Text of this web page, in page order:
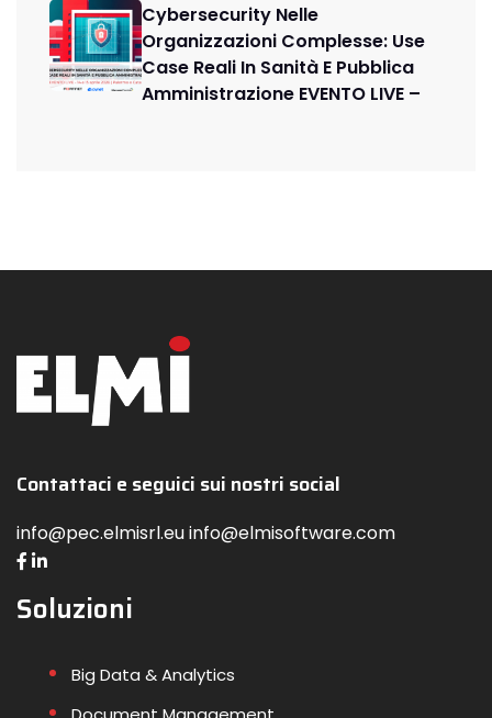
Cybersecurity Nelle
Organizzazioni Complesse: Use
Case Reali In Sanità E Pubblica
Amministrazione EVENTO LIVE –
Contattaci e seguici sui nostri social
info@pec.elmisrl.eu info@elmisoftware.com
Soluzioni
Big Data & Analytics